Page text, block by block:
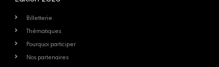
Billetterie
Thématiques
Pourquoi participer
Nos partenaires